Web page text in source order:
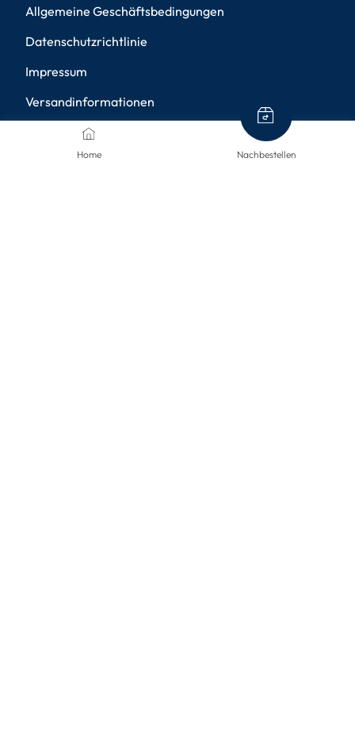
Home Nachbestellen
Allgemeine Geschäftsbedingungen
Datenschutzrichtlinie
Impressum
Versandinformationen
Rücksendungen